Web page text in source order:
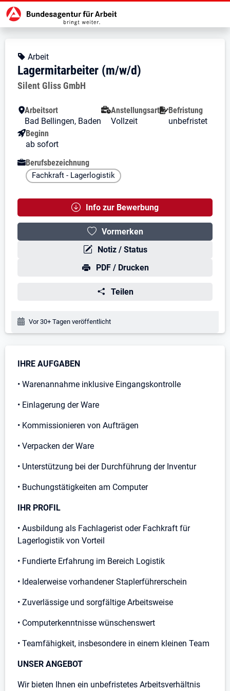
Zur Jobsuche Startseite
Stellendetails zu:
Lagermitarbeiter (m/w/d)
Lagermitarbeiter (m/w/d)
Kopfbereich
Angebotsart:
Arbeit
Lagermitarbeiter (m/w/d)
Arbeitgeber:
Silent Gliss GmbH
Besondere Merkmale
Arbeitsort
Bad Bellingen, Baden
Anstellungsart
Vollzeit
Befristung
unbefristet
Beginn
ab sofort
Berufsbezeichnung
Fachkraft - Lagerlogistik
Info zur Bewerbung
Vormerken
Notiz / Status
PDF / Drucken
Teilen
Veröffentlichungsdatum:
Vor 30+ Tagen veröffentlicht
Stellenbeschreibung
IHRE AUFGABEN
• Warenannahme inklusive Eingangskontrolle
• Einlagerung der Ware
• Kommissionieren von Aufträgen
• Verpacken der Ware
• Unterstützung bei der Durchführung der Inventur
• Buchungstätigkeiten am Computer
IHR PROFIL
• Ausbildung als Fachlagerist oder Fachkraft für
Lagerlogistik von Vorteil
• Fundierte Erfahrung im Bereich Logistik
• Idealerweise vorhandener Staplerführerschein
• Zuverlässige und sorgfältige Arbeitsweise
• Computerkenntnisse wünschenswert
• Teamfähigkeit, insbesondere in einem kleinen Team
UNSER ANGEBOT
Wir bieten Ihnen ein unbefristetes Arbeitsverhältnis